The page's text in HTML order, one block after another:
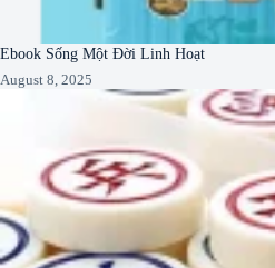
Ebook Sống Một Đời Linh Hoạt
August 8, 2025